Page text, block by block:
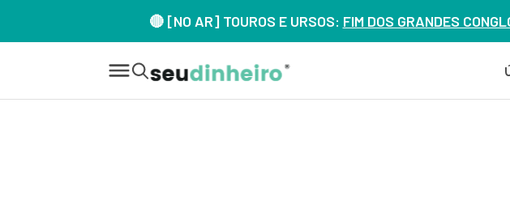
🔴 [NO AR] TOUROS E URSOS: FIM DOS GRANDES